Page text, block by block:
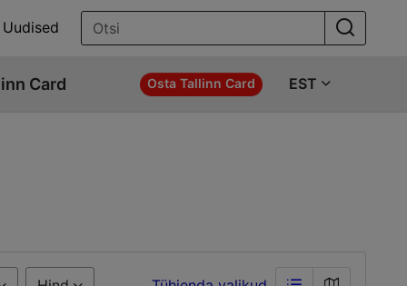
Uudised
Card Osta Tallinn Card EST